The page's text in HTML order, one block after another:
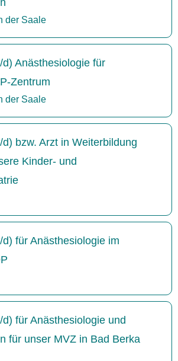
der Saale
Anästhesiologie für
Zentrum
der Saale
bzw. Arzt in Weiterbildung
Kinder- und
für Anästhesiologie im
für Anästhesiologie und
für unser MVZ in Bad Berka